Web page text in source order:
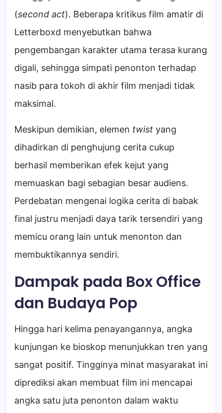
(second act). Beberapa kritikus film amatir di
Letterboxd menyebutkan bahwa
pengembangan karakter utama terasa kurang
digali, sehingga simpati penonton terhadap
nasib para tokoh di akhir film menjadi tidak
maksimal.
Meskipun demikian, elemen twist yang
dihadirkan di penghujung cerita cukup
berhasil memberikan efek kejut yang
memuaskan bagi sebagian besar audiens.
Perdebatan mengenai logika cerita di babak
final justru menjadi daya tarik tersendiri yang
memicu orang lain untuk menonton dan
membuktikannya sendiri.
Dampak pada Box Office
dan Budaya Pop
Hingga hari kelima penayangannya, angka
kunjungan ke bioskop menunjukkan tren yang
sangat positif. Tingginya minat masyarakat ini
diprediksi akan membuat film ini mencapai
angka satu juta penonton dalam waktu